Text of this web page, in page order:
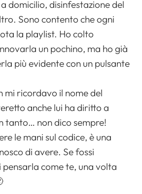
domicilio, disinfestazione del
Sono contento che ogni
la playlist. Ho colto
un pochino, ma ho già
più evidente con un pulsante
mi ricordavo il nome del
anche lui ha diritto a
tanto… non dico sempre!
le mani sul codice, è una
di avere. Se fossi
pensarla come te, una volta